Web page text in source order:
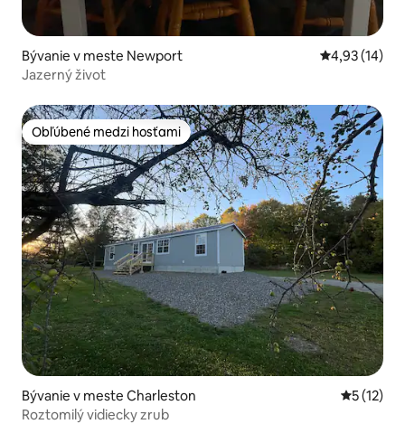
Bývanie v meste Newport Priemerné
4,93 (14)
Jazerný život
Obľúbené medzi hosťami
Obľúbené medzi hosťami
Bývanie v meste Charleston
5 (12)
Roztomilý vidiecky zrub